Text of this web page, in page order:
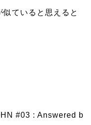
ていると思えると
#03 : Answered b